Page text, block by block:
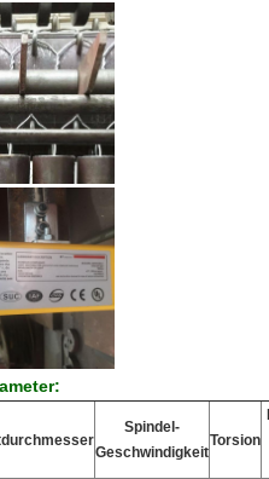
Spindel-
Geschwindigkeit
Torsion